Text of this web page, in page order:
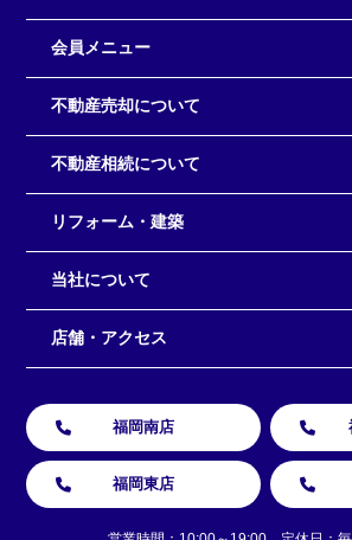
会員メニュー
不動産売却について
不動産相続について
リフォーム・建築
当社について
店舗・アクセス
福岡南店
福岡東店